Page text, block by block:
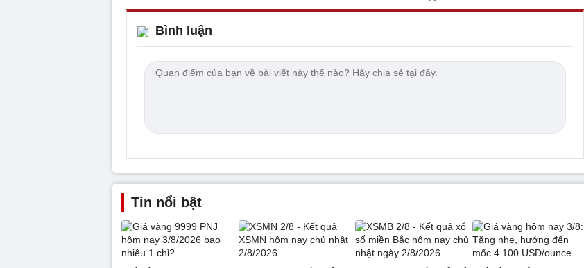
Bình luận
Tin nổi bật